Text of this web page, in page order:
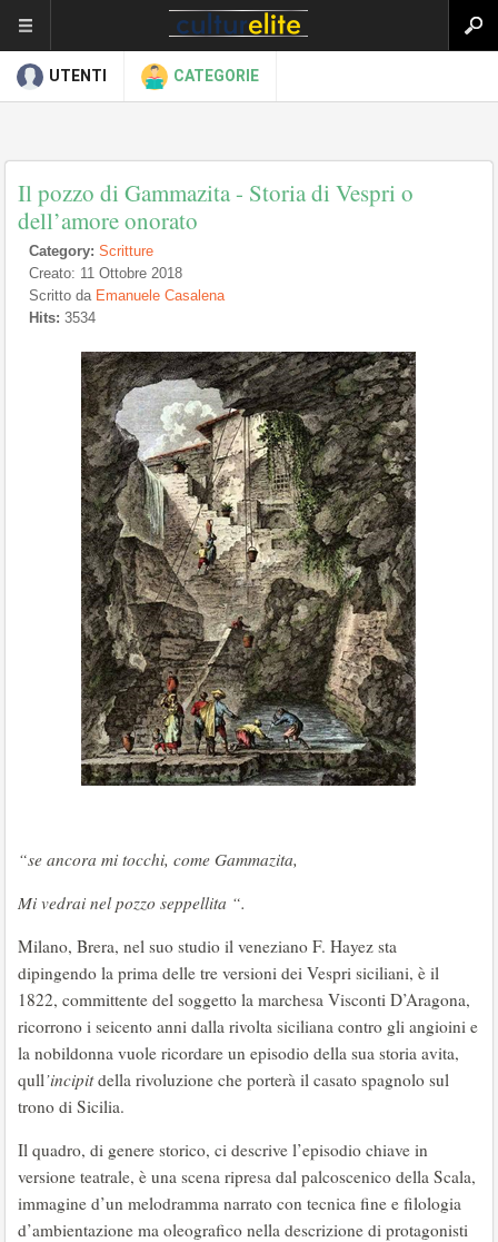
UTENTI CATEGORIE
Il pozzo di Gammazita - Storia di Vespri o
dell’amore onorato
Category: Scritture
Creato: 11 Ottobre 2018
Scritto da Emanuele Casalena
Hits: 3534
“se ancora mi tocchi, come Gammazita,
Mi vedrai nel pozzo seppellita “.
Milano, Brera, nel suo studio il veneziano F. Hayez sta
dipingendo la prima delle tre versioni dei Vespri siciliani, è il
1822, committente del soggetto la marchesa Visconti D’Aragona,
ricorrono i seicento anni dalla rivolta siciliana contro gli angioini e
la nobildonna vuole ricordare un episodio della sua storia avita,
qull’incipitdella rivoluzione che porterà il casato spagnolo sul
trono di Sicilia.
Il quadro, di genere storico, ci descrive l’episodio chiave in
versione teatrale, è una scena ripresa dal palcoscenico della Scala,
immagine d’un melodramma narrato con tecnica fine e filologia
d’ambientazione ma oleografico nella descrizione di protagonisti